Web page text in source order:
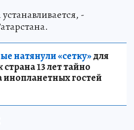
-
натянули «сетку»для
13 лет тайно
инопланетных гостей